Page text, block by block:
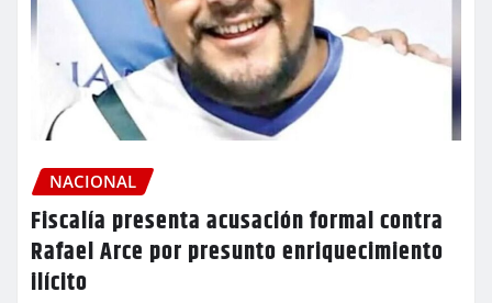
NACIONAL
Fiscalía presenta acusación formal contra
Rafael Arce por presunto enriquecimiento
ilícito